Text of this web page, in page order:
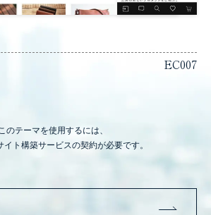
EC007
のテーマを使用するには、
イト構築サービスの契約が必要です。